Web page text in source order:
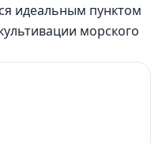
идеальным пунктом
морского